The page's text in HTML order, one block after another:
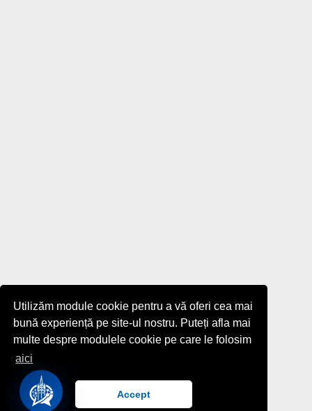
Utilizăm module cookie pentru a vă oferi cea mai
bună experiență pe site-ul nostru. Puteți afla mai
multe despre modulele cookie pe care le folosim
aici
Accept